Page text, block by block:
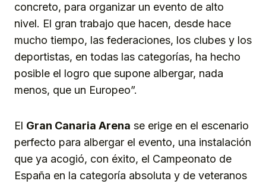
concreto, para organizar un evento de alto
nivel. El gran trabajo que hacen, desde hace
mucho tiempo, las federaciones, los clubes y los
deportistas, en todas las categorías, ha hecho
posible el logro que supone albergar, nada
menos, que un Europeo”.
El Gran Canaria Arena se erige en el escenario
perfecto para albergar el evento, una instalación
que ya acogió, con éxito, el Campeonato de
España en la categoría absoluta y de veteranos